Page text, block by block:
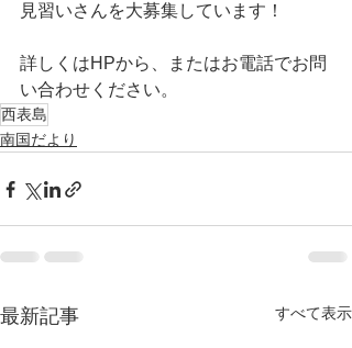
見習いさんを大募集しています！
詳しくはHPから、またはお電話でお問
い合わせください。
西表島
南国だより
最新記事 すべて表示